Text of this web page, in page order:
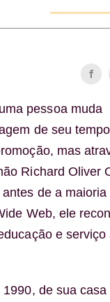
pessoa muda
de seu
mas
Richard Oliver
de a
Web, ele
e serviço
de sua